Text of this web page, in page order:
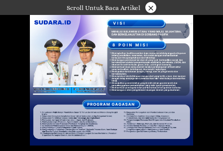
ke
Scroll Untuk Baca Artikel ×